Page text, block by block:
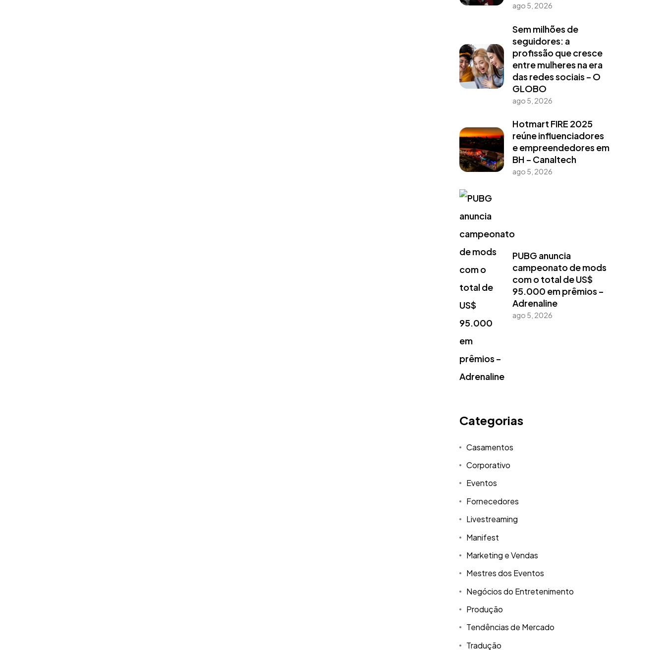
ago 5, 2026
Sem milhões de
seguidores: a
profissão que cresce
entre mulheres na era
das redes sociais – O
GLOBO
ago 5, 2026
Hotmart FIRE 2025
reúne influenciadores
e empreendedores em
BH – Canaltech
ago 5, 2026
PUBG anuncia
campeonato de mods
com o total de US$
95.000 em prêmios –
Adrenaline
ago 5, 2026
Categorias
Casamentos
Corporativo
Eventos
Fornecedores
Livestreaming
Manifest
Marketing e Vendas
Mestres dos Eventos
Negócios do Entretenimento
Produção
Tendências de Mercado
Tradução